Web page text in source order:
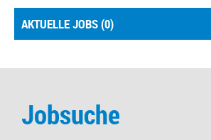
AKTUELLE JOBS (0)
Jobsuche